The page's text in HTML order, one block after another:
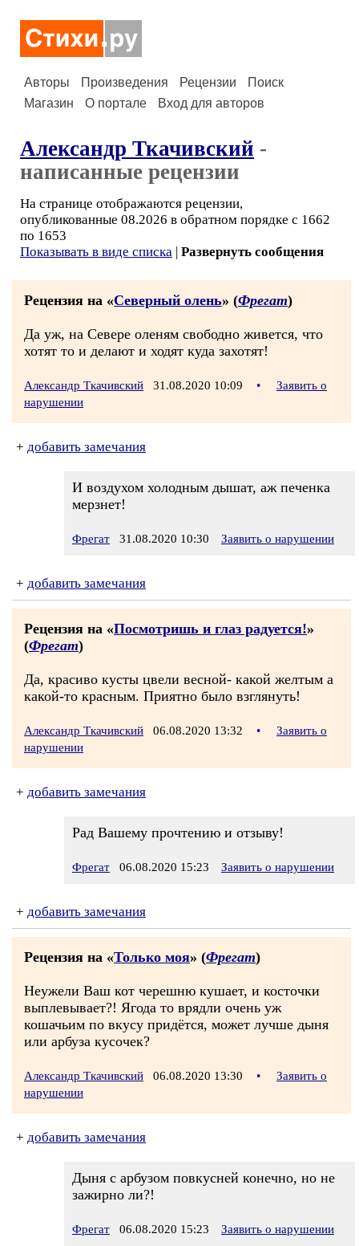
Авторы Произведения Рецензии
Поиск
Магазин
О портале Вход для авторов
Александр Ткачивский -
написанные рецензии
На странице отображаются рецензии,
опубликованные 08.2026 в обратном порядке с 1662
по 1653
Показывать в виде списка | Развернуть сообщения
Рецензия на «Северный олень» (Фрегат)
Да уж, на Севере оленям свободно живется, что
хотят то и делают и ходят куда захотят!
Александр Ткачивский 31.08.2020 10:09 •
Заявить о
нарушении
+ добавить замечания
И воздухом холодным дышат, аж печенка
мерзнет!
Фрегат 31.08.2020 10:30 Заявить о нарушении
+ добавить замечания
Рецензия на «Посмотришь и глаз радуется!»
(Фрегат)
Да, красиво кусты цвели весной- какой желтым а
какой-то красным. Приятно было взглянуть!
Александр Ткачивский 06.08.2020 13:32 •
Заявить о
нарушении
+ добавить замечания
Рад Вашему прочтению и отзыву!
Фрегат 06.08.2020 15:23 Заявить о нарушении
+ добавить замечания
Рецензия на «Только моя» (Фрегат)
Неужели Ваш кот черешню кушает, и косточки
выплевывает?! Ягода то врядли очень уж
кошачьим по вкусу придётся, может лучше дыня
или арбуза кусочек?
Александр Ткачивский 06.08.2020 13:30 •
Заявить о
нарушении
+ добавить замечания
Дыня с арбузом повкусней конечно, но не
зажирно ли?!
Фрегат 06.08.2020 15:23 Заявить о нарушении